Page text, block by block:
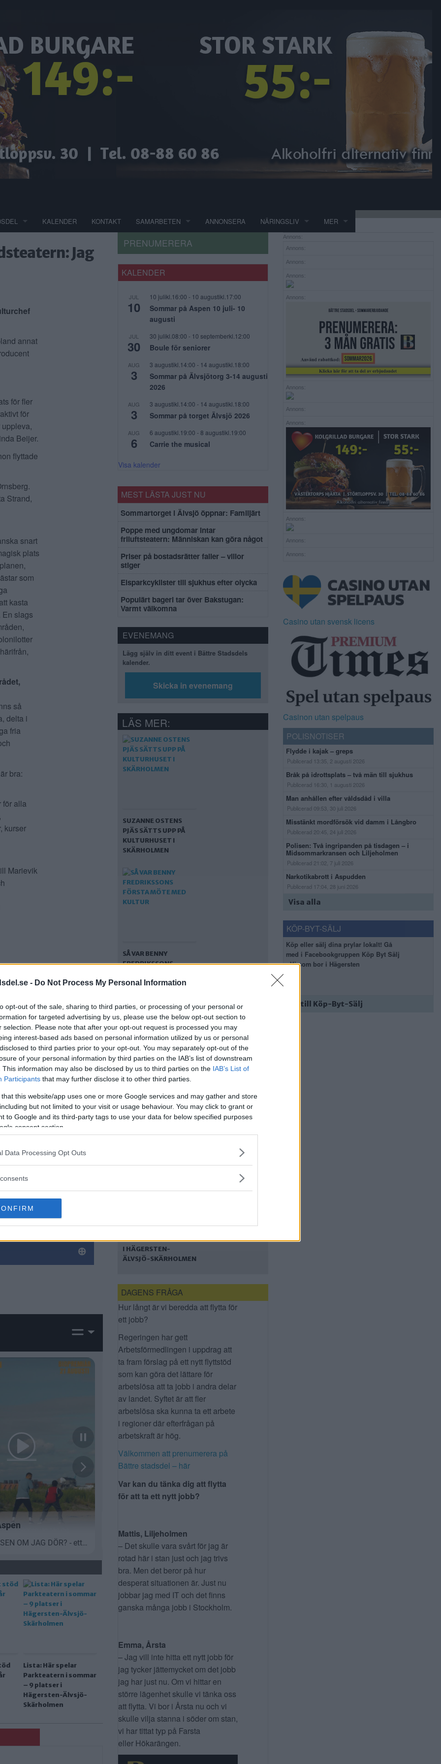
- Do Not Process My Personal Information
opt-out of the sale, sharing to third parties, or processing of your personal or
for targeted advertising by us, please use the below opt-out section to
selection. Please note that after your opt-out request is processed you may
interest-based ads based on personal information utilized by us or personal
to third parties prior to your opt-out. You may separately opt-out of the
of your personal information by third parties on the IAB’s list of downstream
This information may also be disclosed by us to third parties on the IAB’s List of
Participants that may further disclose it to other third parties.
that this website/app uses one or more Google services and may gather and store
but not limited to your visit or usage behaviour. You may click to grant or
to Google and its third-party tags to use your data for below specified purposes
consent section.
Data Processing Opt Outs
KALENDER KONTAKT SAMARBETEN ANNONSERA NÄRINGSLIV MER
Jag
annat
för fler
för
Beijer.
flyttade
Strand,
snart
plats
som
kasta
En slags
så
delta i
fria
bra:
för alla
kurser
Marievik
att
vara.
hämta
Kulturhuset Stadsteatern
Lista: Här spelar
Parkteatern i sommar
– 9 platser i
Hägersten-Älvsjö-
Skärholmen
PRENUMERERA
KALENDER
JUL
10
10 julikl.16:00 - 10 augustikl.17:00
Sommar på Aspen 10 juli- 10
augusti
JUL
30
30 julikl.08:00 - 10 septemberkl.12:00
Boule för seniorer
AUG
3
3 augustikl.14:00 - 14 augustikl.18:00
Sommar på Älvsjötorg 3-14 augusti
2026
AUG
3
3 augustikl.14:00 - 14 augustikl.18:00
Sommar på torget Älvsjö 2026
AUG
6
6 augustikl.19:00 - 8 augustikl.19:00
Carrie the musical
Visa kalender
MEST LÄSTA JUST NU
Sommartorget i Älvsjö öppnar: Familjärt
Poppe med ungdomar intar
friluftsteatern: Människan kan göra något
Priser på bostadsrätter faller – villor
stiger
Elsparkcyklister till sjukhus efter olycka
Populärt bageri tar över Bakstugan:
Varmt välkomna
EVENEMANG
Lägg själv in ditt event i Bättre Stadsdels
kalender.
Skicka in evenemang
LÄS MER:
SUZANNE OSTENS
PJÄS SÄTTS UPP PÅ
KULTURHUSET I
SKÄRHOLMEN
SÅ VAR BENNY
FREDRIKSSONS
KULTUR
STÖD FÖR LIVEMUSIK
– FÅR KRITIK FRÅN
CENTERPARTIET
SOMMAR – 9 PLATSER
I HÄGERSTEN-
ÄLVSJÖ-SKÄRHOLMEN
DAGENS FRÅGA
Hur långt är vi beredda att flytta för
ett jobb?
Regeringen har gett
Arbetsförmedlingen i uppdrag att
ta fram förslag på ett nytt flyttstöd
som kan göra det lättare för
arbetslösa att ta jobb i andra delar
av landet. Syftet är att fler
arbetslösa ska kunna ta ett arbete
i regioner där efterfrågan på
arbetskraft är hög.
Välkommen att prenumerera på
Bättre stadsdel – här
Var kan du tänka dig att flytta
för att ta ett nytt jobb?
Mattis, Liljeholmen
– Det skulle vara svårt för jag är
rotad här i stan just och jag trivs
bra. Men det beror på hur
desperat situationen är. Just nu
jobbar jag med IT och det finns
ganska många jobb i Stockholm.
Emma, Årsta
– Jag vill inte hitta ett nytt jobb för
jag tycker jättemycket om det jobb
jag har just nu. Om vi hittar en
större lägenhet skulle vi tänka oss
att flytta. Vi bor i Årsta nu och vi
skulle vilja stanna i söder om stan,
vi har tittat typ på Farsta
eller Hökarängen.
Annons:
Annons:
Annons:
Annons:
Annons:
Annons:
Annons:
Annons:
Annons:
Annons:
Annons:
Casino utan svensk licens
Casinon utan spelpaus
POLISNOTISER
Flydde i kajak – greps
Publicerad 13:35, 2 augusti 2026
Bråk på idrottsplats – två män till sjukhus
Publicerad 16:30, 1 augusti 2026
Man anhållen efter våldsdåd i villa
Publicerad 09:53, 30 juli 2026
Misstänkt mordförsök vid damm i Långbro
Publicerad 20:45, 24 juli 2026
Polisen: Två ingripanden på tisdagen – i
Midsommarkransen och Liljeholmen
Publicerad 21:02, 7 juli 2026
Narkotikabrott i Aspudden
Publicerad 17:04, 28 juni 2026
Visa alla
KÖP-BYT-SÄLJ
Köp eller sälj dina prylar lokalt! Gå
med i Facebookgruppen Köp Byt Sälj
- Vi som bor i Hägersten
Gå till Köp-Byt-Sälj